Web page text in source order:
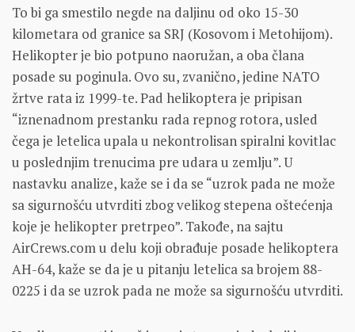
To bi ga smestilo negde na daljinu od oko 15-30
kilometara od granice sa SRJ (Kosovom i Metohijom).
Helikopter je bio potpuno naoružan, a oba člana
posade su poginula. Ovo su, zvanično, jedine NATO
žrtve rata iz 1999-te. Pad helikoptera je pripisan
“iznenadnom prestanku rada repnog rotora, usled
čega je letelica upala u nekontrolisan spiralni kovitlac
u poslednjim trenucima pre udara u zemlju”. U
nastavku analize, kaže se i da se “uzrok pada ne može
sa sigurnošću utvrditi zbog velikog stepena oštećenja
koje je helikopter pretrpeo”. Takođe, na sajtu
AirCrews.com u delu koji obrađuje posade helikoptera
AH-64, kaže se da je u pitanju letelica sa brojem 88-
0225 i da se uzrok pada ne može sa sigurnošću utvrditi.